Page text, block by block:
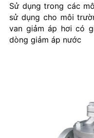
Sử dụng trong các
sử dụng cho môi
van giảm áp hơi có
dòng giảm áp nước